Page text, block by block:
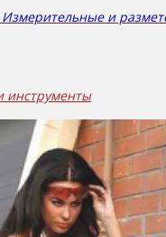
Измерительные и
инструменты